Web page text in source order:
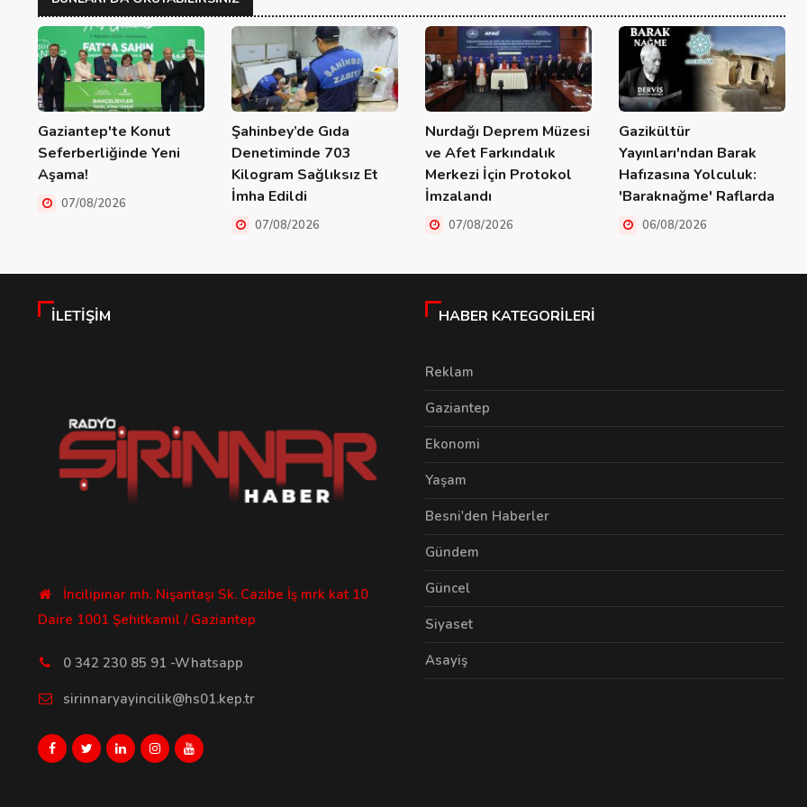
Gaziantep'te Konut
Seferberliğinde Yeni
Aşama!
07/08/2026
Şahinbey’de Gıda
Denetiminde 703
Kilogram Sağlıksız Et
İmha Edildi
07/08/2026
Nurdağı Deprem Müzesi
ve Afet Farkındalık
Merkezi İçin Protokol
İmzalandı
07/08/2026
Gazikültür
Yayınları'ndan Barak
Hafızasına Yolculuk:
'Baraknağme' Raflarda
06/08/2026
İLETIŞIM
İncilipınar mh. Nişantaşı Sk. Cazibe İş mrk kat 10
Daire 1001 Şehitkamil / Gaziantep
0 342 230 85 91 -Whatsapp
sirinnaryayincilik@hs01.kep.tr
HABER KATEGORILERI
Reklam
Gaziantep
Ekonomi
Yaşam
Besni'den Haberler
Gündem
Güncel
Siyaset
Asayiş